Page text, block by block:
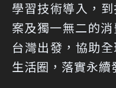
學習技術導入，
案及獨一無二的
台灣出發，協助
生活圈，落實永續